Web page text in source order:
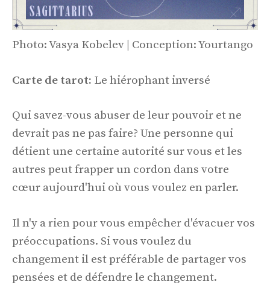
Photo: Vasya Kobelev | Conception: Yourtango
Carte de tarot: Le hiérophant inversé
Qui savez-vous abuser de leur pouvoir et ne
devrait pas ne pas faire? Une personne qui
détient une certaine autorité sur vous et les
autres peut frapper un cordon dans votre
cœur aujourd'hui où vous voulez en parler.
Il n'y a rien pour vous empêcher d'évacuer vos
préoccupations. Si vous voulez du
changement il est préférable de partager vos
pensées et de défendre le changement.